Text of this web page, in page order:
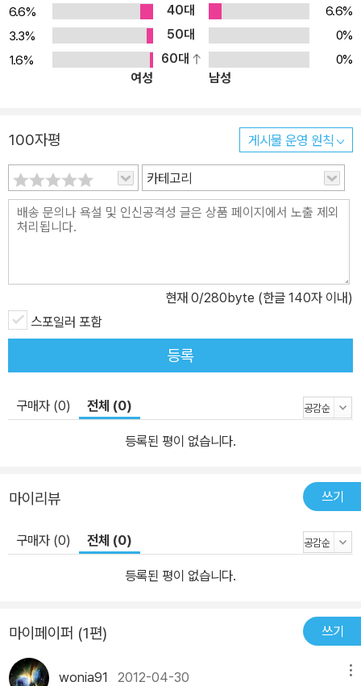
6.6%
40대
6.6%
3.3%
50대
0%
1.6%
60대
0%
여성
남성
100자평 게시물 운영 원칙
카테고리
현재 0/280byte (한글 140자 이내)
스포일러 포함
등록
구매자 (0) 전체 (0)
등록된 평이 없습니다.
마이리뷰 쓰기
구매자 (0) 전체 (0)
등록된 평이 없습니다.
마이페이퍼 (1편) 쓰기
wonia91 2012-04-30